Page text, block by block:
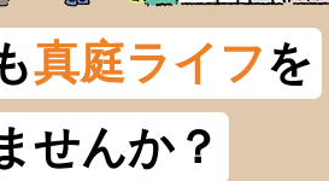
真庭ライフを
せんか？